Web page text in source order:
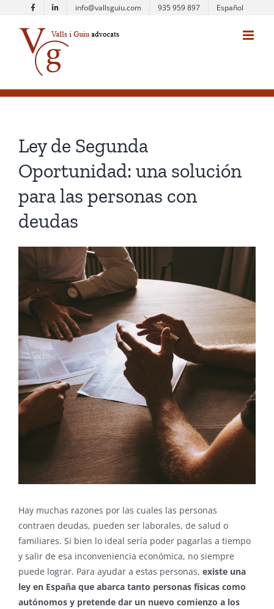
contenido
info@vallsguiu.com 935 959 897 Español
Ley de Segunda
Oportunidad: una solución
para las personas con
deudas
Ver
imagen
más
grande
Hay muchas razones por las cuales las personas
contraen deudas, pueden ser laborales, de salud o
familiares. Si bien lo ideal sería poder pagarlas a tiempo
y salir de esa inconveniencia económica, no siempre
puede lograr. Para ayudar a estas personas, existe una
ley en España que abarca tanto personas físicas como
autónomos y pretende dar un nuevo comienzo a los